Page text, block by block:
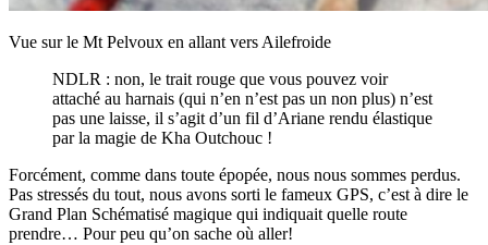
Vue sur le Mt Pelvoux en allant vers Ailefroide
NDLR : non, le trait rouge que vous pouvez voir
attaché au harnais (qui n’en n’est pas un non plus) n’est
pas une laisse, il s’agit d’un fil d’Ariane rendu élastique
par la magie de Kha Outchouc !
Forcément, comme dans toute épopée, nous nous sommes perdus.
Pas stressés du tout, nous avons sorti le fameux GPS, c’est à dire le
Grand Plan Schématisé magique qui indiquait quelle route
prendre… Pour peu qu’on sache où aller!